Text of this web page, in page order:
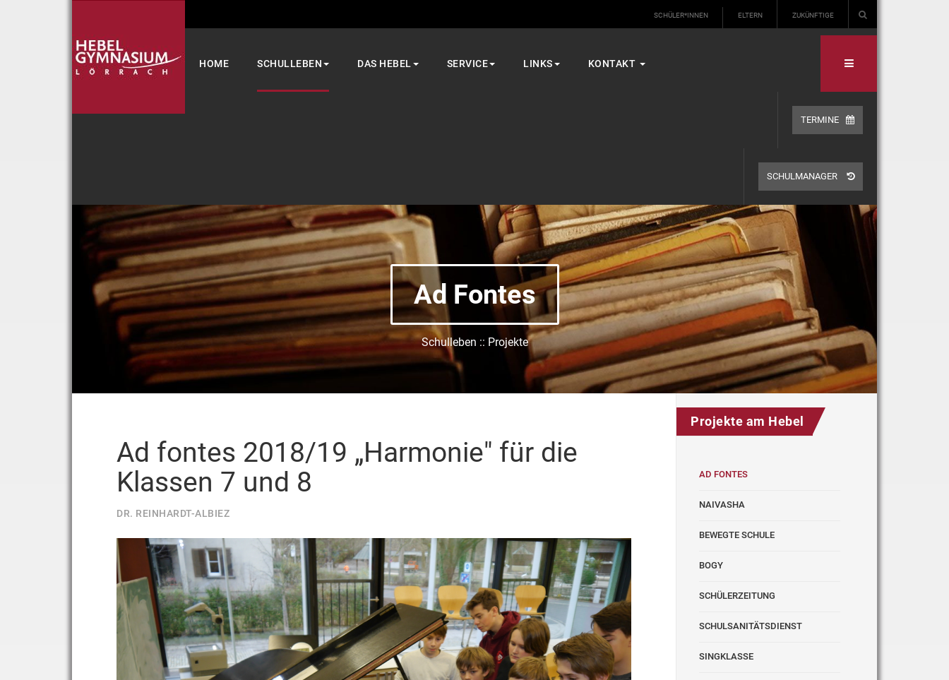
SCHÜLER*INNEN ELTERN ZUKÜNFTIGE
HOME SCHULLEBEN DAS HEBEL SERVICE LINKS KONTAKT
TERMINE
SCHULMANAGER
Ad Fontes
Schulleben :: Projekte
Ad fontes 2018/19 „Harmonie" für die
Klassen 7 und 8
DR. REINHARDT-ALBIEZ
Projekte am Hebel
AD FONTES
NAIVASHA
BEWEGTE SCHULE
BOGY
SCHÜLERZEITUNG
SCHULSANITÄTSDIENST
SINGKLASSE